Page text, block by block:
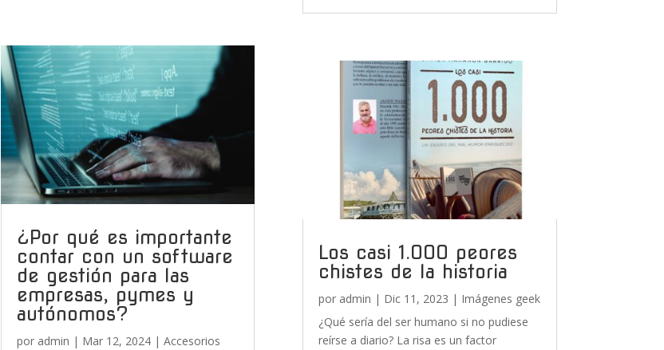
¿Por qué es importante
contar con un software
de gestión para las
empresas, pymes y
autónomos?
por admin | Mar 12, 2024| Accesorios
Los casi 1.000 peores
chistes de la historia
por admin | Dic 11, 2023 | Imágenes geek
¿Qué sería del ser humano si no pudiese
reírse a diario? La risa es un factor